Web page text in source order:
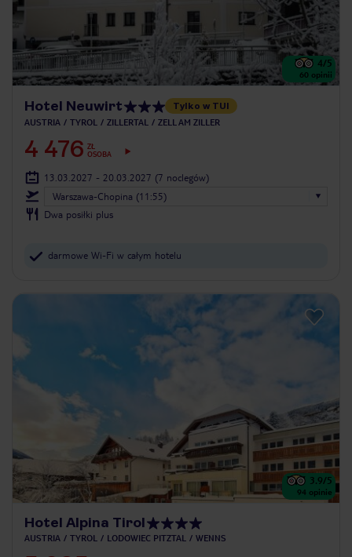
4/5
60 opinii
Hotel Neuwirt Tylko w TUI
AUSTRIA TYROL ZILLERTAL ZELL AM ZILLER
4 476 ZŁ
OSOBA
13.03.2027 - 20.03.2027 (7 noclegów)
Warszawa-Chopina (11:55)
Dwa posiłki plus
darmowe Wi-Fi w całym hotelu
3.9/5
94 opinie
Hotel Alpina Tirol
AUSTRIA TYROL LODOWIEC PITZTAL WENNS